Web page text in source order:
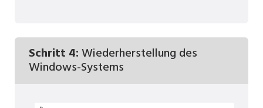
Schritt 4:Wiederherstellung des
Windows-Systems